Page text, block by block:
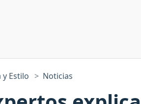
y Estilo Noticias